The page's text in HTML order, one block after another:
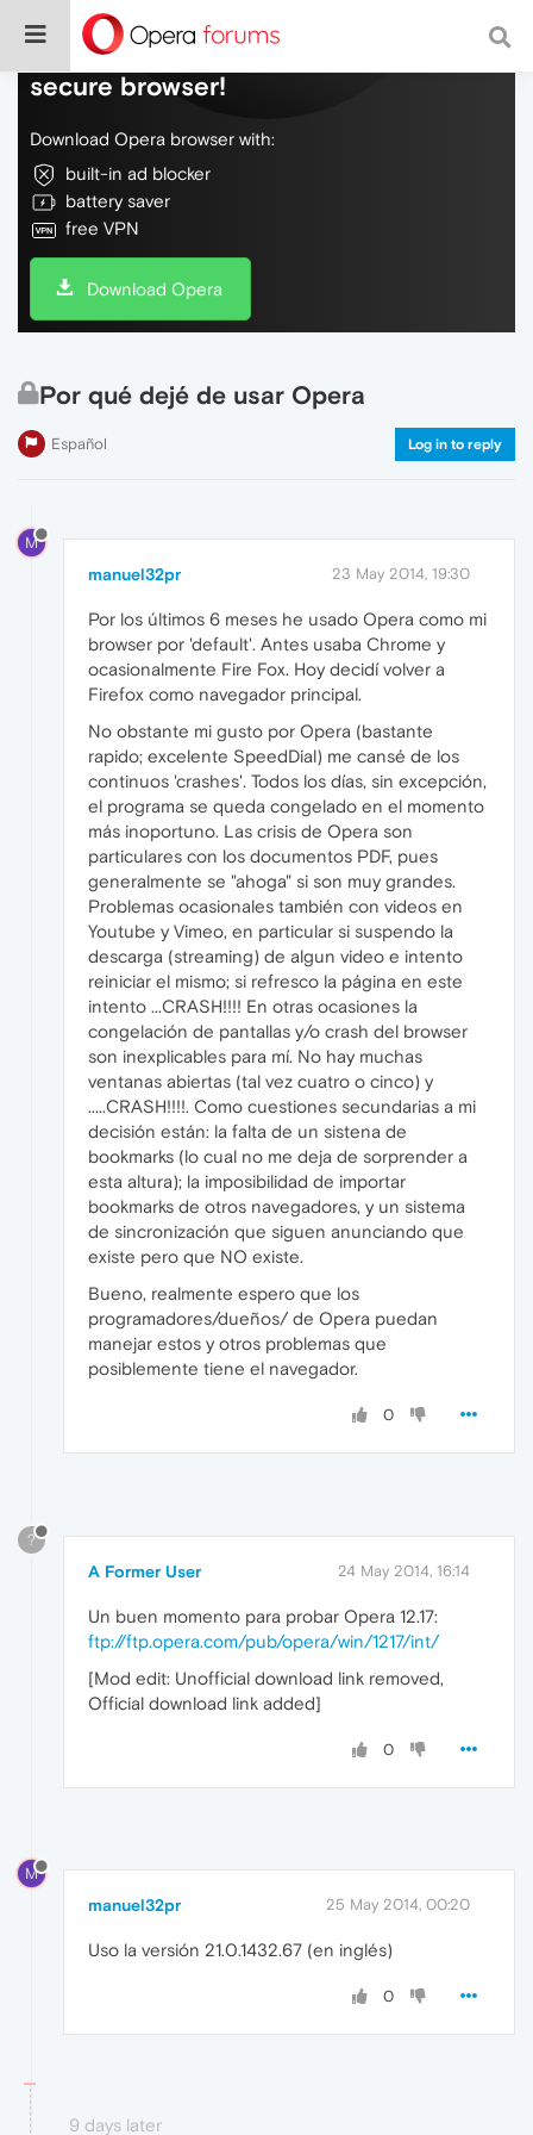
Do more on the web, with a fast and
secure browser!
Download Opera browser with:
built-in ad blocker
battery saver
free VPN
Download Opera
Por qué dejé de usar Opera
Español Log in to reply
M
manuel32pr 23 May 2014, 19:30
Por los últimos 6 meses he usado Opera como mi
browser por 'default'. Antes usaba Chrome y
ocasionalmente Fire Fox. Hoy decidí volver a
Firefox como navegador principal.
No obstante mi gusto por Opera (bastante
rapido; excelente SpeedDial) me cansé de los
continuos 'crashes'. Todos los días, sin excepción,
el programa se queda congelado en el momento
más inoportuno. Las crisis de Opera son
particulares con los documentos PDF, pues
generalmente se "ahoga" si son muy grandes.
Problemas ocasionales también con videos en
Youtube y Vimeo, en particular si suspendo la
descarga (streaming) de algun video e intento
reiniciar el mismo; si refresco la página en este
intento ...CRASH!!!! En otras ocasiones la
congelación de pantallas y/o crash del browser
son inexplicables para mí. No hay muchas
ventanas abiertas (tal vez cuatro o cinco) y
.....CRASH!!!!. Como cuestiones secundarias a mi
decisión están: la falta de un sistena de
bookmarks (lo cual no me deja de sorprender a
esta altura); la imposibilidad de importar
bookmarks de otros navegadores, y un sistema
de sincronización que siguen anunciando que
existe pero que NO existe.
Bueno, realmente espero que los
programadores/dueños/ de Opera puedan
manejar estos y otros problemas que
posiblemente tiene el navegador.
0
?
A Former User 24 May 2014, 16:14
Un buen momento para probar Opera 12.17:
ftp://ftp.opera.com/pub/opera/win/1217/int/
[Mod edit: Unofficial download link removed,
Official download link added]
0
M
manuel32pr 25 May 2014, 00:20
Uso la versión 21.0.1432.67 (en inglés)
0
9 days later